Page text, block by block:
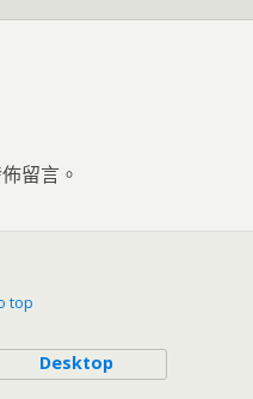
留言。
top
Desktop